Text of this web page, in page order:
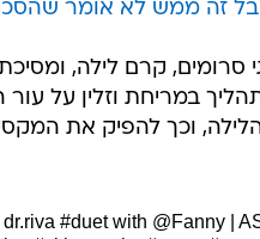
זה ממש לא אומר
סרומים, קרם לילה,
במריחת וזלין על
וכך להפיק את
#duet